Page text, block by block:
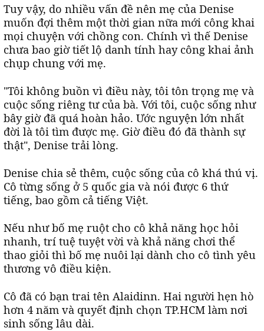
Tuy vậy, do nhiều vấn đề nên mẹ của Denise
muốn đợi thêm một thời gian nữa mới công khai
mọi chuyện với chồng con. Chính vì thế Denise
chưa bao giờ tiết lộ danh tính hay công khai ảnh
chụp chung với mẹ.
"Tôi không buồn vì điều này, tôi tôn trọng mẹ và
cuộc sống riêng tư của bà. Với tôi, cuộc sống như
bây giờ đã quá hoàn hảo. Ước nguyện lớn nhất
đời là tôi tìm được mẹ. Giờ điều đó đã thành sự
thật", Denise trải lòng.
Denise chia sẻ thêm, cuộc sống của cô khá thú vị.
Cô từng sống ở 5 quốc gia và nói được 6 thứ
tiếng, bao gồm cả tiếng Việt.
Nếu như bố mẹ ruột cho cô khả năng học hỏi
nhanh, trí tuệ tuyệt vời và khả năng chơi thể
thao giỏi thì bố mẹ nuôi lại dành cho cô tình yêu
thương vô điều kiện.
Cô đã có bạn trai tên Alaidinn. Hai người hẹn hò
hơn 4 năm và quyết định chọn TP.HCM làm nơi
sinh sống lâu dài.